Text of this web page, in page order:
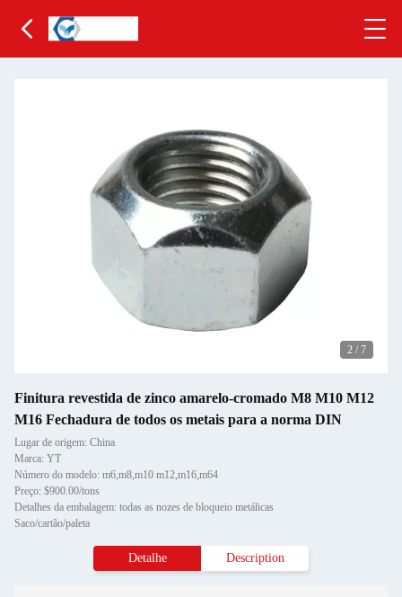
2 / 7
Finitura revestida de zinco amarelo-cromado M8 M10 M12
M16 Fechadura de todos os metais para a norma DIN
Lugar de origem: China
Marca: YT
Número do modelo: m6,m8,m10 m12,m16,m64
Preço: $900.00/tons
Detalhes da embalagem: todas as nozes de bloqueio metálicas
Saco/cartão/paleta
Detalhe Description